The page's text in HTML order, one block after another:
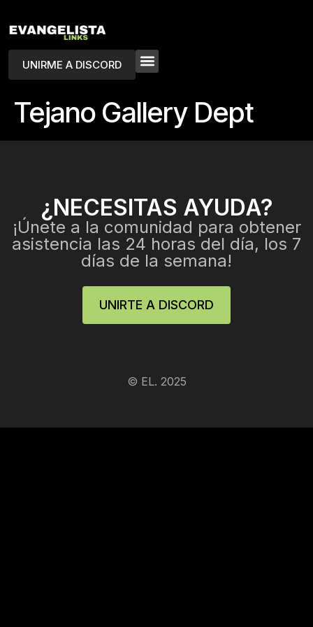
UNIRME A DISCORD
Tejano Gallery Dept
¿NECESITAS AYUDA?
¡Únete a la comunidad para obtener
asistencia las 24 horas del día, los 7
días de la semana!
UNIRTE A DISCORD
© EL. 2025